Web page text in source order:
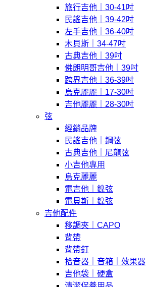
旅行吉他｜30-41吋
民謠吉他｜39-42吋
左手吉他｜36-40吋
木貝斯｜34-47吋
古典吉他｜39吋
佛朗明哥吉他｜39吋
跨界吉他｜36-39吋
烏克麗麗｜17-30吋
吉他麗麗｜28-30吋
弦
經銷品牌
民謠吉他｜鋼弦
古典吉他｜尼龍弦
小吉他專用
烏克麗麗
電吉他｜鎳弦
電貝斯｜鎳弦
吉他配件
移調夾｜CAPO
背帶
背帶釘
拾音器｜音箱｜效果器
吉他袋｜硬盒